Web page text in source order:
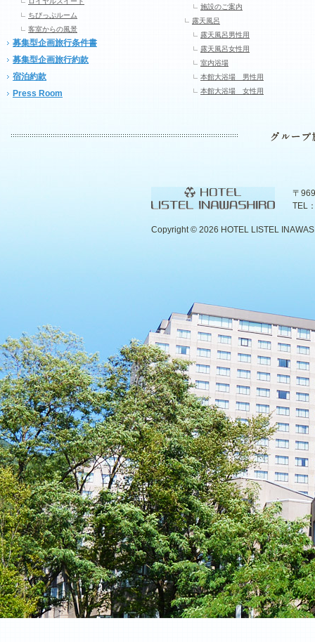
ちびっぷルーム
客室からの風景
募集型企画旅行条件書
募集型企画旅行約款
宿泊約款
Press Room
施設のご案内
露天風呂
露天風呂男性用
露天風呂女性用
室内浴場
本館大浴場 男性用
本館大浴場 女性用
〒
TEL
Copyright © 2026 HOTEL LISTEL